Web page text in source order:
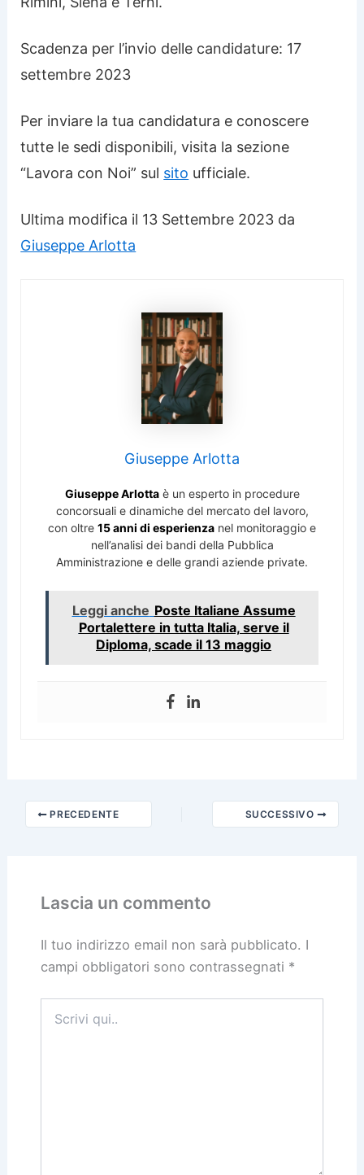
Scadenza per l’invio delle candidature: 17
settembre 2023
Per inviare la tua candidatura e conoscere
tutte le sedi disponibili, visita la sezione
“Lavora con Noi” sul sito ufficiale.
Ultima modifica il 13 Settembre 2023 da
Giuseppe Arlotta
Giuseppe Arlotta
Giuseppe Arlottaè un esperto in procedure
concorsuali e dinamiche del mercato del lavoro,
con oltre 15 anni di esperienza nel monitoraggio e
nell’analisi dei bandi della Pubblica
Amministrazione e delle grandi aziende private.
Leggi anche Poste Italiane Assume
Portalettere in tutta Italia, serve il
Diploma, scade il 13 maggio
PRECEDENTE SUCCESSIVO
Lascia un commento
Il tuo indirizzo email non sarà pubblicato. I
campi obbligatori sono contrassegnati *
qui..